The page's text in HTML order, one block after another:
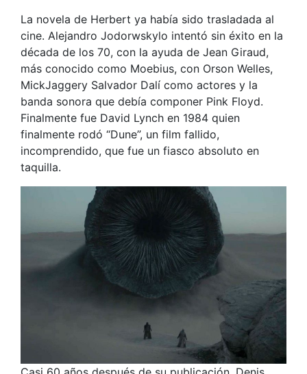
La novela de Herbert ya había sido trasladada al
cine. Alejandro Jodorwskylo intentó sin éxito en la
década de los 70, con la ayuda de Jean Giraud,
más conocido como Moebius, con Orson Welles,
MickJaggery Salvador Dalí como actores y la
banda sonora que debía componer Pink Floyd.
Finalmente fue David Lynch en 1984 quien
finalmente rodó “Dune”, un film fallido,
incomprendido, que fue un fiasco absoluto en
taquilla.